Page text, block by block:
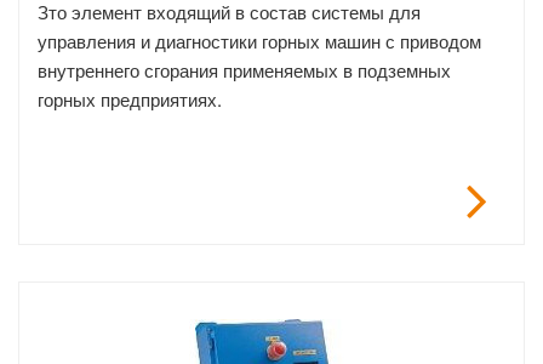
Зто элемент входящий в состав системы для
управления и диагностики горных машин с приводом
внутреннего сгорания применяемых в подземных
горных предприятиях.